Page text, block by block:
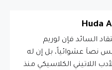
Huda
السائد فإن لوريم
نصاَ عشوائياً، بل إن له
اللاتيني الكلاسيكي منذ